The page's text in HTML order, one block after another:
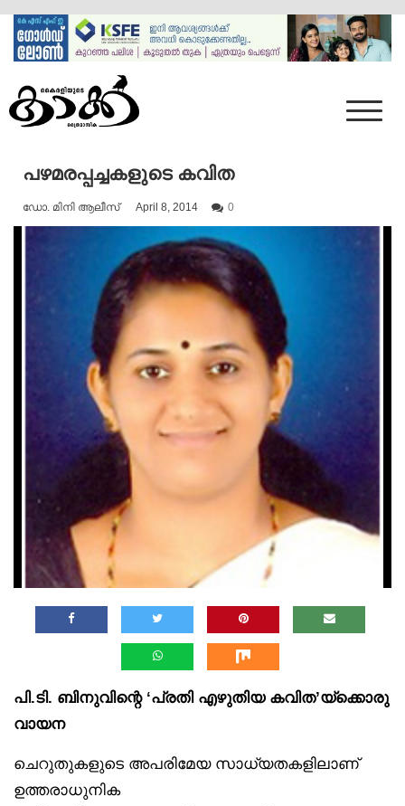
content
പഴമരപ്പച്ചകളുടെ കവിത
ഡോ. മിനി ആലീസ് April 8, 2014 0
പി.ടി. ബിനുവിന്റെ ‘പ്രതി എഴുതിയ കവിത’യ്‌ക്കൊരു
വായന
ചെറുതുകളുടെ അപരിമേയ സാധ്യതകളിലാണ്
ഉത്തരാധുനിക